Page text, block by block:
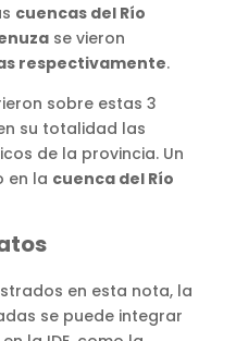
cuencas del Río
se vieron
respectivamente.
sobre estas 3
su totalidad las
de la provincia. Un
en la cuenca del Río
en esta nota, la
se puede integrar